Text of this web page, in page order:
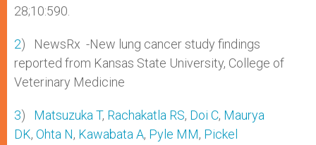
28;10:590.
2) NewsRx -New lung cancer study findings
reported from Kansas State University, College of
Veterinary Medicine
3) Matsuzuka T, Rachakatla RS, Doi C, Maurya
DK, Ohta N, Kawabata A, Pyle MM, Pickel